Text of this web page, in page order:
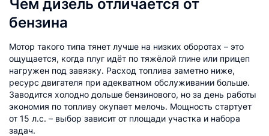
Чем дизель отличается от
бензина
Мотор такого типа тянет лучше на низких оборотах – это
ощущается, когда плуг идёт по тяжёлой глине или прицеп
нагружен под завязку. Расход топлива заметно ниже,
ресурс двигателя при адекватном обслуживании больше.
Заводится холодно дольше бензинового, но за день работы
экономия по топливу окупает мелочь. Мощность стартует
от 15 л.с. – выбор зависит от площади участка и набора
задач.